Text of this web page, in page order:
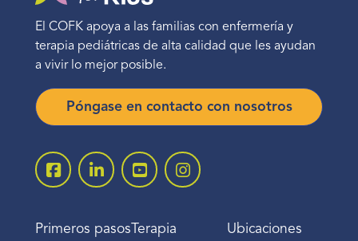
El COFK apoya a las familias con enfermería y
terapia pediátricas de alta calidad que les ayudan
a vivir lo mejor posible.
Póngase en contacto con nosotros
Primeros pasos Terapia
Ubicaciones